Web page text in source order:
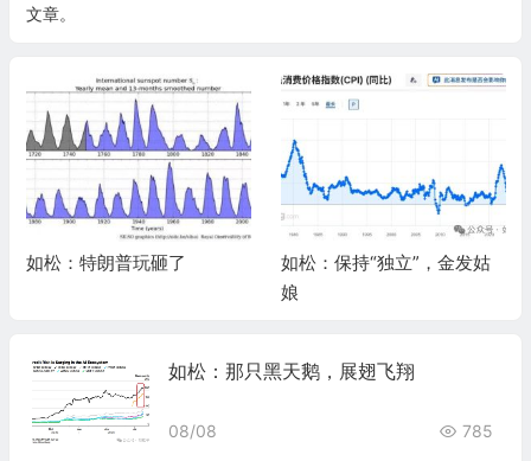
文章。
如松：特朗普玩砸了
如松：保持“独立”，金发姑
娘
如松：那只黑天鹅，展翅飞翔
08/08 785